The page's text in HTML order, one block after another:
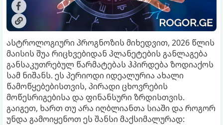
ასტროლოგიური პროგნოზის მიხედვით, 2026 წლის
მაისის შუა რიცხვებიდან პლანეტების განლაგება
განსაკუთრებულ წარმატებას ჰპირდება ზოდიაქოს
სამ ნიშანს. ეს პერიოდი იდეალურია ახალი
წამოწყებებისთვის, პირადი ცხოვრების
მოწესრიგებისა და ფინანსური ზრდისთვის.
გაიგეთ, ხართ თუ არა იღბლიანთა სიაში და როგორ
უნდა გამოიყენოთ ეს შანსი მაქსიმალურად: